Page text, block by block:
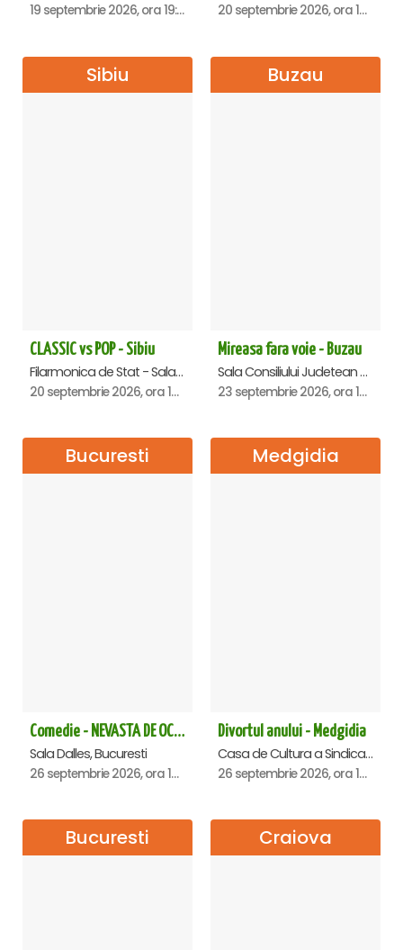
19 septembrie 2026, ora 19:00 20 septembrie 2026, ora 12:30
Sibiu
CLASSIC vs POP - Sibiu
Filarmonica de Stat - Sala Thalia, Sibiu
20 septembrie 2026, ora 19:00
Buzau
Mireasa fara voie - Buzau
Sala Consiliului Judetean Buzau, Buzau
23 septembrie 2026, ora 19:29
Bucuresti
Comedie - NEVASTA DE OCAZIE !!!
Sala Dalles, Bucuresti
26 septembrie 2026, ora 19:00
Medgidia
Divortul anului - Medgidia
Casa de Cultura a Sindicatelor Lucian Grigorescu, Medgidia
26 septembrie 2026, ora 19:00
Bucuresti Craiova